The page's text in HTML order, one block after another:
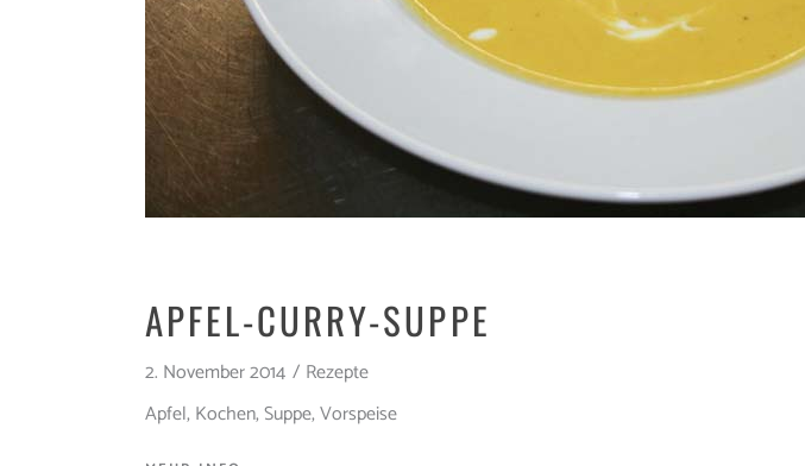
APFEL-CURRY-SUPPE
2. November 2014
Rezepte
Apfel,Kochen,Suppe,Vorspeise